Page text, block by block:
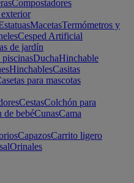
Compostadores
MacetasTermómetros y
Cesped Artificial
de jardín
DuchaHinchable
HinchablesCasitas
para mascotas
CestasColchón para
de bebéCunasCama
CapazosCarrito ligero
Orinales